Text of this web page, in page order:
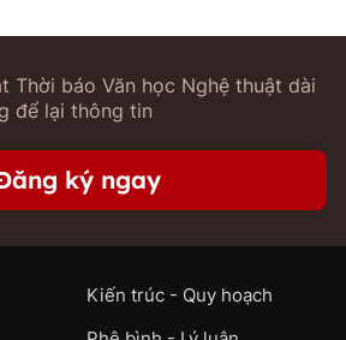
Thời báo Văn học Nghệ thuật dài
để lại thông tin
ký ngay
Kiến trúc - Quy hoạch